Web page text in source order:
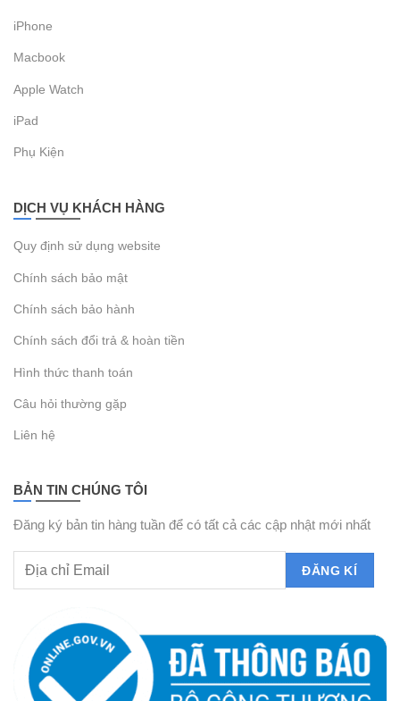
iPhone
Macbook
Apple Watch
iPad
Phụ Kiện
DỊCH VỤ KHÁCH HÀNG
Quy định sử dụng website
Chính sách bảo mật
Chính sách bảo hành
Chính sách đổi trả & hoàn tiền
Hình thức thanh toán
Câu hỏi thường gặp
Liên hệ
BẢN TIN CHÚNG TÔI
Đăng ký bản tin hàng tuần để có tất cả các cập nhật mới nhất